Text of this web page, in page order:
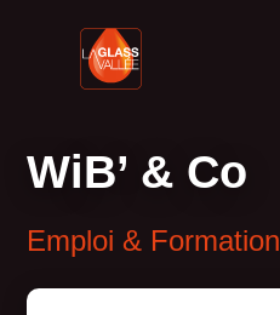
WiB’ & Co
Emploi & Formation